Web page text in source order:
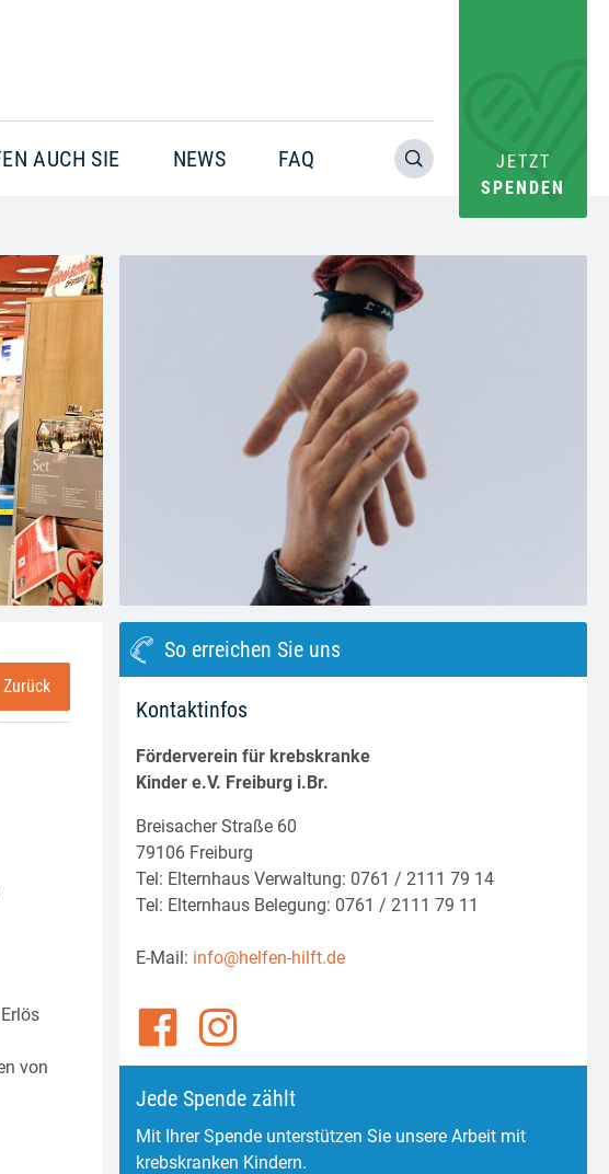
AUCH SIE NEWS FAQ
JETZT
SPENDEN
: Trying to access array offset on value of type bool in
/home/pacs/tgr09/users/website/doms/www.helfen-
hilft.de/htdocs-ssl/app/plugins/oxygen/component-
framework/components/classes/code-
block.class.php(133) : eval()'d code
Zurück
von
So erreichen Sie uns
Kontaktinfos
Förderverein für krebskranke
Kinder e.V. Freiburg i.Br.
Breisacher Straße 60
79106 Freiburg
Tel: Elternhaus Verwaltung: 0761 / 2111 79 14
Tel: Elternhaus Belegung: 0761 / 2111 79 11
E-Mail: info@helfen-hilft.de
Jede Spende zählt
Mit Ihrer Spende unterstützen Sie unsere Arbeit mit
krebskranken Kindern.